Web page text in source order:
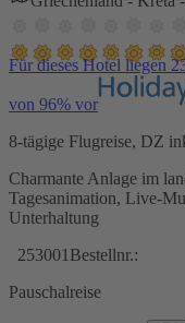
Für dieses Hotel liegen
von 96% vor
8-tägige Flugreise, DZ
Charmante Anlage im
Tagesanimation, Live-
Unterhaltung
253001 Bestellnr.:
Pauschalreise